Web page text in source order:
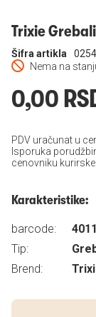
Trixie
Nema na
Šifra artikla
0,00
PDV uračunat u
Isporuka
cenovniku kurirske
Karakteristike:
barcode:
Tip:
Brend: